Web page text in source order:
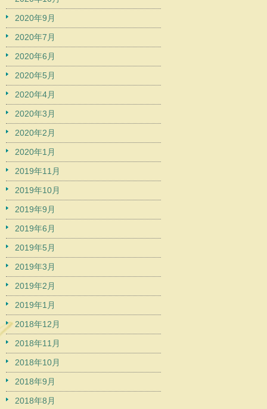
2020年9月
2020年7月
2020年6月
2020年5月
2020年4月
2020年3月
2020年2月
2020年1月
2019年11月
2019年10月
2019年9月
2019年6月
2019年5月
2019年3月
2019年2月
2019年1月
2018年12月
2018年11月
2018年10月
2018年9月
2018年8月